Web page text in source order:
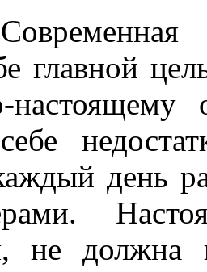
главной
день
не должна